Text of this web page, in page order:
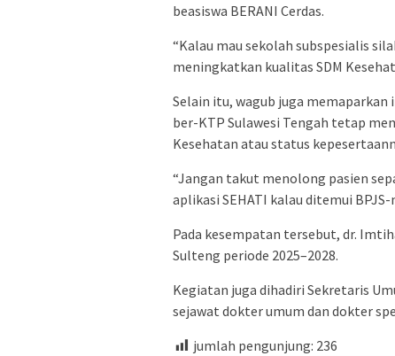
beasiswa BERANI Cerdas.
“Kalau mau sekolah subspesialis
meningkatkan kualitas SDM
Selain itu, wagub juga memaparkan
ber-KTP Sulawesi Tengah tetap
Kesehatan atau status
“Jangan takut menolong pasien
aplikasi SEHATI kalau ditemui
Pada kesempatan tersebut, dr.
Sulteng periode 2025–2028.
Kegiatan juga dihadiri Sekretaris
sejawat dokter umum dan dokter
jumlah pengunjung: 236